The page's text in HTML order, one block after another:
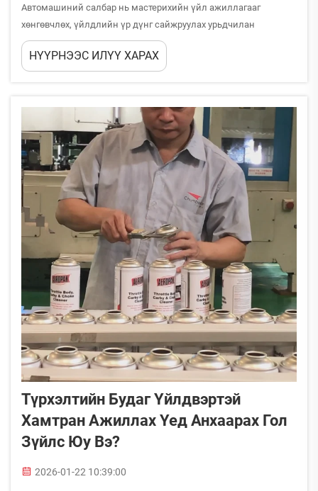
Автомашиний салбар нь мастерихийн үйл ажиллагааг
хөнгөвчлөх, үйлдлийн үр дүнг сайжруулах урьдчилан
хөгжүүлсэн шийдлүүдтэй хамт хөгжин явдаг. Орчин үеийн
автомашиний үйлдлийн шаардлагууд нь олон даалгаврыг
НҮҮРНЭЭС ИЛҮҮ ХАРАХ
Түрхэлтийн Будаг Үйлдвэртэй
Хамтран Ажиллах Үед Анхаарах Гол
Зүйлс Юу Вэ?
2026-01-22 10:39:00